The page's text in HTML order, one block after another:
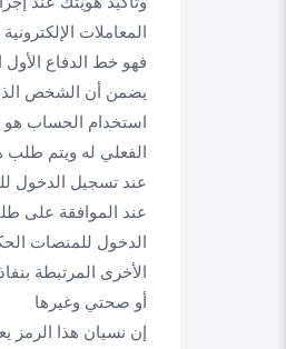
المعاملات
فهو خط الدفاع الأول
يضمن أن الشخص
استخدام الحساب هو
الفعلي له ويتم طلب
عند تسجيل الدخول
عند الموافقة على
الدخول للمنصات
الأخرى المرتبطة
أو صحتي وغيرها
إن نسيان هذا الرمز